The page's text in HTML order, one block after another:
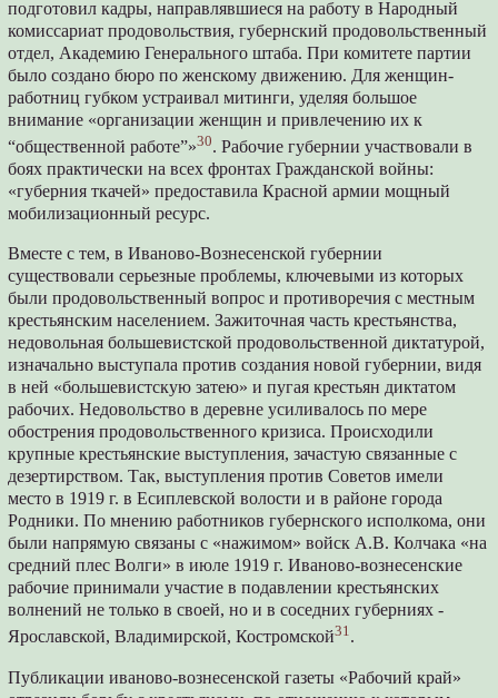
подготовил кадры, направлявшиеся на работу в Народный
комиссариат продовольствия, губернский продовольственный
отдел, Академию Генерального штаба. При комитете партии
было создано бюро по женскому движению. Для женщин-
работниц губком устраивал митинги, уделяя большое
внимание «организации женщин и привлечению их к
“общественной работе”»30. Рабочие губернии участвовали в
боях практически на всех фронтах Гражданской войны:
«губерния ткачей» предоставила Красной армии мощный
мобилизационный ресурс.
Вместе с тем, в Иваново-Вознесенской губернии
существовали серьезные проблемы, ключевыми из которых
были продовольственный вопрос и противоречия с местным
крестьянским населением. Зажиточная часть крестьянства,
недовольная большевистской продовольственной диктатурой,
изначально выступала против создания новой губернии, видя
в ней «большевистскую затею» и пугая крестьян диктатом
рабочих. Недовольство в деревне усиливалось по мере
обострения продовольственного кризиса. Происходили
крупные крестьянские выступления, зачастую связанные с
дезертирством. Так, выступления против Советов имели
место в 1919 г. в Есиплевской волости и в районе города
Родники. По мнению работников губернского исполкома, они
были напрямую связаны с «нажимом» войск А.В. Колчака «на
средний плес Волги» в июле 1919 г. Иваново-вознесенские
рабочие принимали участие в подавлении крестьянских
волнений не только в своей, но и в соседних губерниях -
Ярославской, Владимирской, Костромской31.
Публикации иваново-вознесенской газеты «Рабочий край»